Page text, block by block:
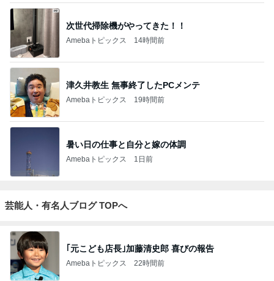
次世代掃除機がやってきた！！
Amebaトピックス 14時間前
津久井教生 無事終了したPCメンテ
Amebaトピックス 19時間前
暑い日の仕事と自分と嫁の体調
Amebaトピックス 1日前
芸能人・有名人ブログ TOPへ
｢元こども店長｣加藤清史郎 喜びの報告
Amebaトピックス 22時間前